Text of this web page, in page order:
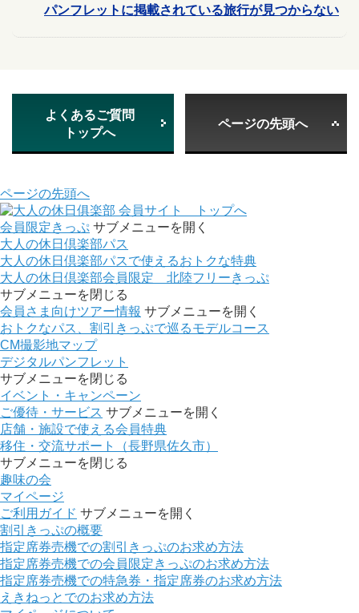
パンフレットに掲載されている旅行が見つからない
よくあるご質問
トップへ
ページの先頭へ
ページの先頭へ
会員サイト トップへ
会員限定きっぷ サブメニューを開く
大人の休日倶楽部パス
大人の休日倶楽部パスで使えるおトクな特典
大人の休日倶楽部会員限定 北陸フリーきっぷ
サブメニューを閉じる
会員さま向けツアー情報 サブメニューを開く
おトクなパス、割引きっぷで巡るモデルコース
CM撮影地マップ
デジタルパンフレット
サブメニューを閉じる
イベント・キャンペーン
ご優待・サービス サブメニューを開く
店舗・施設で使える会員特典
移住・交流サポート（長野県佐久市）
サブメニューを閉じる
趣味の会
マイページ
ご利用ガイド サブメニューを開く
割引きっぷの概要
指定席券売機での割引きっぷのお求め方法
指定席券売機での会員限定きっぷのお求め方法
指定席券売機での特急券・指定席券のお求め方法
えきねっとでのお求め方法